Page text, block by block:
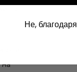
го
Не, благодаря